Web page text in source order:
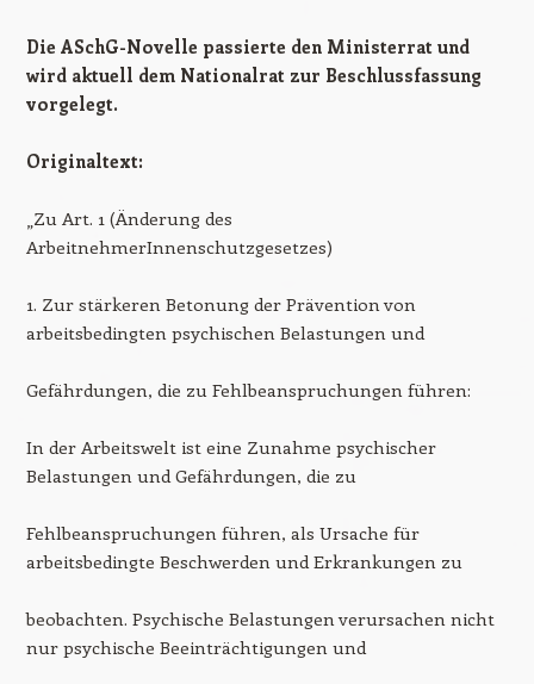
Die ASchG-Novelle passierte den Ministerrat und
wird aktuell dem Nationalrat zur Beschlussfassung
vorgelegt.
Originaltext:
„Zu Art. 1 (Änderung des
ArbeitnehmerInnenschutzgesetzes)
1. Zur stärkeren Betonung der Prävention von
arbeitsbedingten psychischen Belastungen und
Gefährdungen, die zu Fehlbeanspruchungen führen:
In der Arbeitswelt ist eine Zunahme psychischer
Belastungen und Gefährdungen, die zu
Fehlbeanspruchungen führen, als Ursache für
arbeitsbedingte Beschwerden und Erkrankungen zu
beobachten. Psychische Belastungen verursachen nicht
nur psychische Beeinträchtigungen und